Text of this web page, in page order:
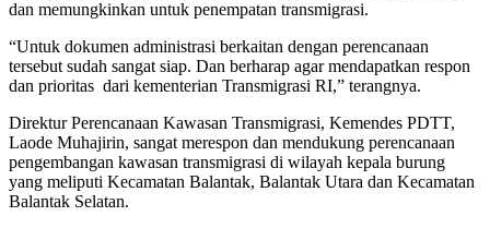
dan memungkinkan untuk penempatan transmigrasi.
“Untuk dokumen administrasi berkaitan dengan perencanaan
tersebut sudah sangat siap. Dan berharap agar mendapatkan respon
dan prioritas dari kementerian Transmigrasi RI,” terangnya.
Direktur Perencanaan Kawasan Transmigrasi, Kemendes PDTT,
Laode Muhajirin, sangat merespon dan mendukung perencanaan
pengembangan kawasan transmigrasi di wilayah kepala burung
yang meliputi Kecamatan Balantak, Balantak Utara dan Kecamatan
Balantak Selatan.